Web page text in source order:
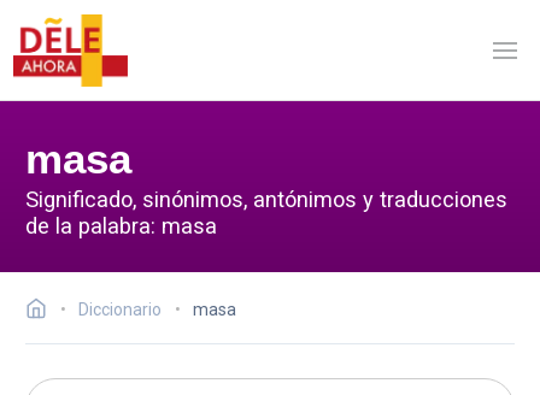
masa
Significado, sinónimos, antónimos y traducciones
de la palabra: masa
Diccionario masa